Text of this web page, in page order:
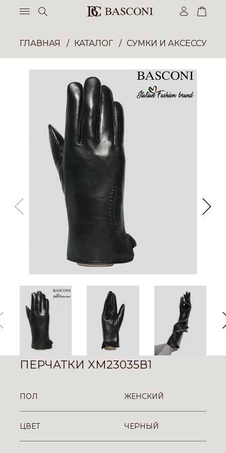
ГЛАВНАЯ КАТАЛОГ СУМКИ И
ПЕРЧАТКИ XM23035В1
ПОЛ ЖЕНСКИЙ
ЦВЕТ ЧЕРНЫЙ